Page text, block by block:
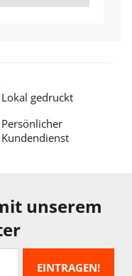
Lokal gedruckt
Persönlicher
Kundendienst
unserem